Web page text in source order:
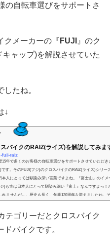
の自転車選びをサポートさ
クメーカーの『FUJI 』のク
キャップ)を解説させていた
したね。
↓
バイクのRAIZ(ライズ)を解説してみ
fuji-raiz
15年で多くのお客様の自転車選びをサポートさせていただき
す。そのFUJI(フジ)のクロスバイクのRAIZ(ライズ)シリー
本人にとっては馴染み深い言葉ですよね。『富士山』のイメ
)も実は日本人にとって馴染み深い『富士』なんですよっ！
れませんが…。歴史も長く、創業120周年を迎えましたね。
テゴリーだとクロスバイク
バイクです。